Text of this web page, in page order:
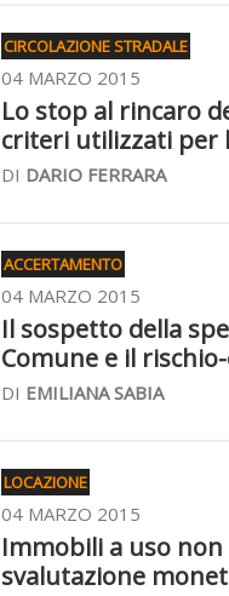
CIRCOLAZIONE STRADALE
04 MARZO 2015
Lo stop al rincaro
criteri utilizzati per
DI DARIO FERRARA
ACCERTAMENTO
04 MARZO 2015
Il sospetto della
Comune e il
DI EMILIANA SABIA
LOCAZIONE
04 MARZO 2015
Immobili a uso non
svalutazione